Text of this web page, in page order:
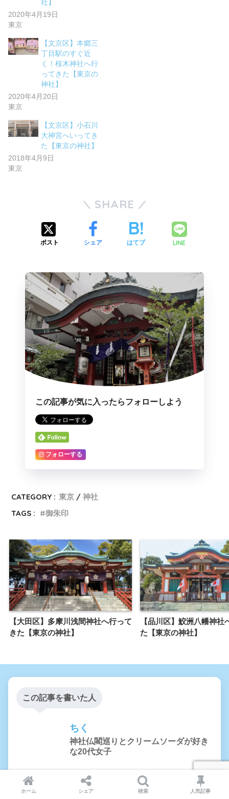
社】
2020年4月19日
東京
【文京区】本郷三
丁目駅のすぐ近
く！桜木神社へ行
ってきた【東京の
神社】
2020年4月20日
東京
【文京区】小石川
大神宮へいってき
た【東京の神社】
2018年4月9日
東京
SHARE
ポスト シェア はてブ LINE
この記事が気に入ったらフォローしよう
フォローする
CATEGORY : 東京
神社
TAGS :
御朱印
【大田区】多摩川浅間神社へ行って
きた【東京の神社】
【品川区】鮫洲八幡神社
た【東京の神社】
この記事を書いた人
ちく
神社仏閣巡りとクリームソーダが好き
な20代女子
神社やお寺へ行ったり、美味しいものを食べに行ったり
するのが好き。クリームソーダ大好き人間。実家の鳥さ
ホーム シェア 検索 人気記事